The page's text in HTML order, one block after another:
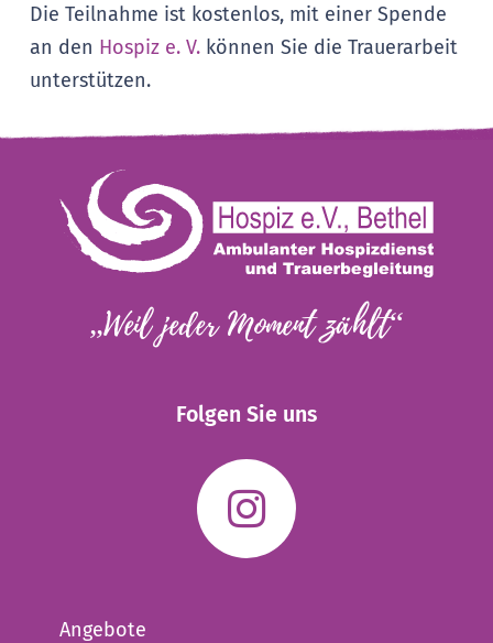
Die Teilnahme ist kostenlos, mit einer Spende
an den Hospiz e. V. können Sie die Trauerarbeit
unterstützen.
„Weil jeder Moment zählt“
Folgen Sie uns
Angebote